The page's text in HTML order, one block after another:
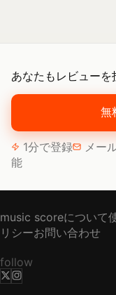
あなたもレビューを
無
1分で登録 メー
能
music scoreについて
リシーお問い合わせ
follow